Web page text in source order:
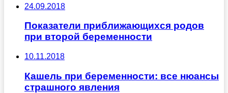
24.09.2018
Показатели приближающихся родов
при второй беременности
10.11.2018
Кашель при беременности: все нюансы
страшного явления